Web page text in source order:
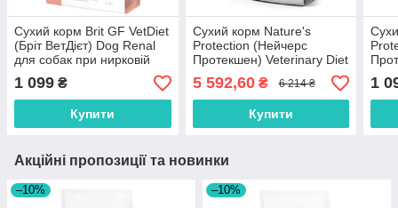
Сухий корм Brit GF VetDiet
(Бріт ВетДієт) Dog Renal
для собак при нирковій
недостатності з яйцем,
горохом та гречкою 2 кг
1 099 ₴
Купити
Сухий корм Nature's
Protection (Нейчерс
Протекшен) Veterinary Diet
Gastrointestinal для собак
при захворюваннях ШКТ
10 кг
5 592,60₴ 6 214 ₴
Купити
при
1,5
1
Акційні пропозиції та новинки
–10% –10%